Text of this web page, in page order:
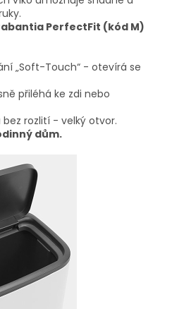
PerfectFit (kód M)
„Soft-Touch“ - otevírá se
přiléhá ke zdi nebo
rozlití - velký otvor.
dům.